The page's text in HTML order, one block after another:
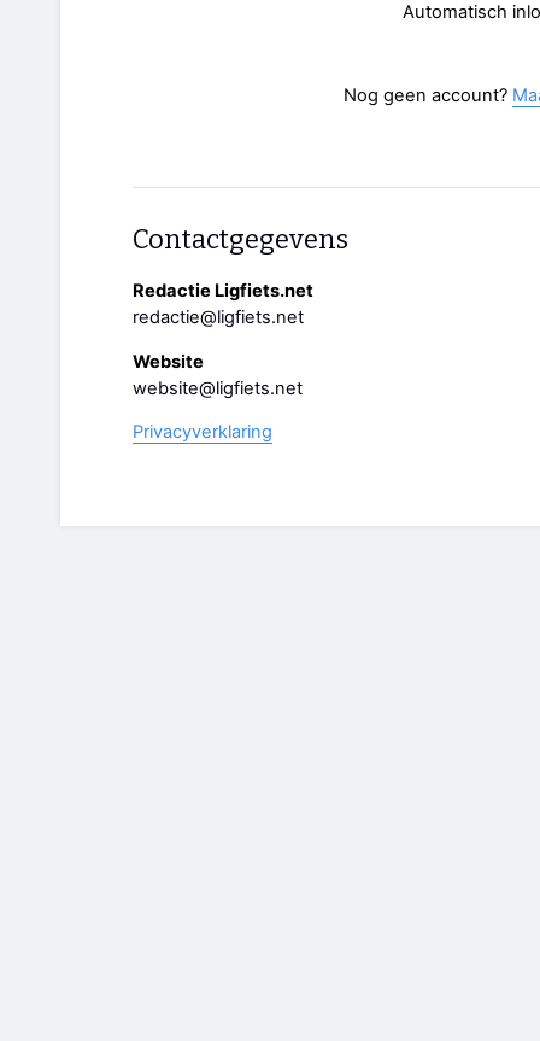
Automatisch
Nog geen account?
Contactgegevens
Redactie Ligfiets.net
redactie@ligfiets.net
Website
website@ligfiets.net
Privacyverklaring